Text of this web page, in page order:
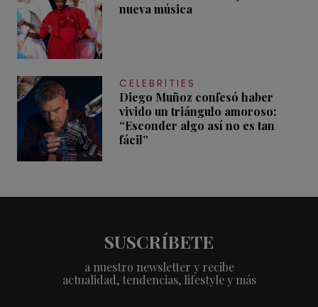
nueva música
CELEBRITIES
Diego Muñoz confesó haber
vivido un triángulo amoroso:
“Esconder algo así no es tan
fácil”
SUSCRÍBETE
a nuestro newsletter y recibe
actualidad, tendencias, lifestyle y más